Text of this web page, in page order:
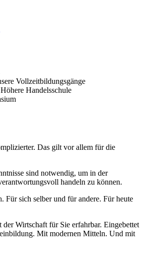
Vollzeitbildungsgänge
Handelsschule
Das gilt vor allem für die
sind notwendig, um in der
handeln zu können.
Für sich selber und für andere. Für heute
Wirtschaft für Sie erfahrbar. Eingebettet
Mit modernen Mitteln. Und mit